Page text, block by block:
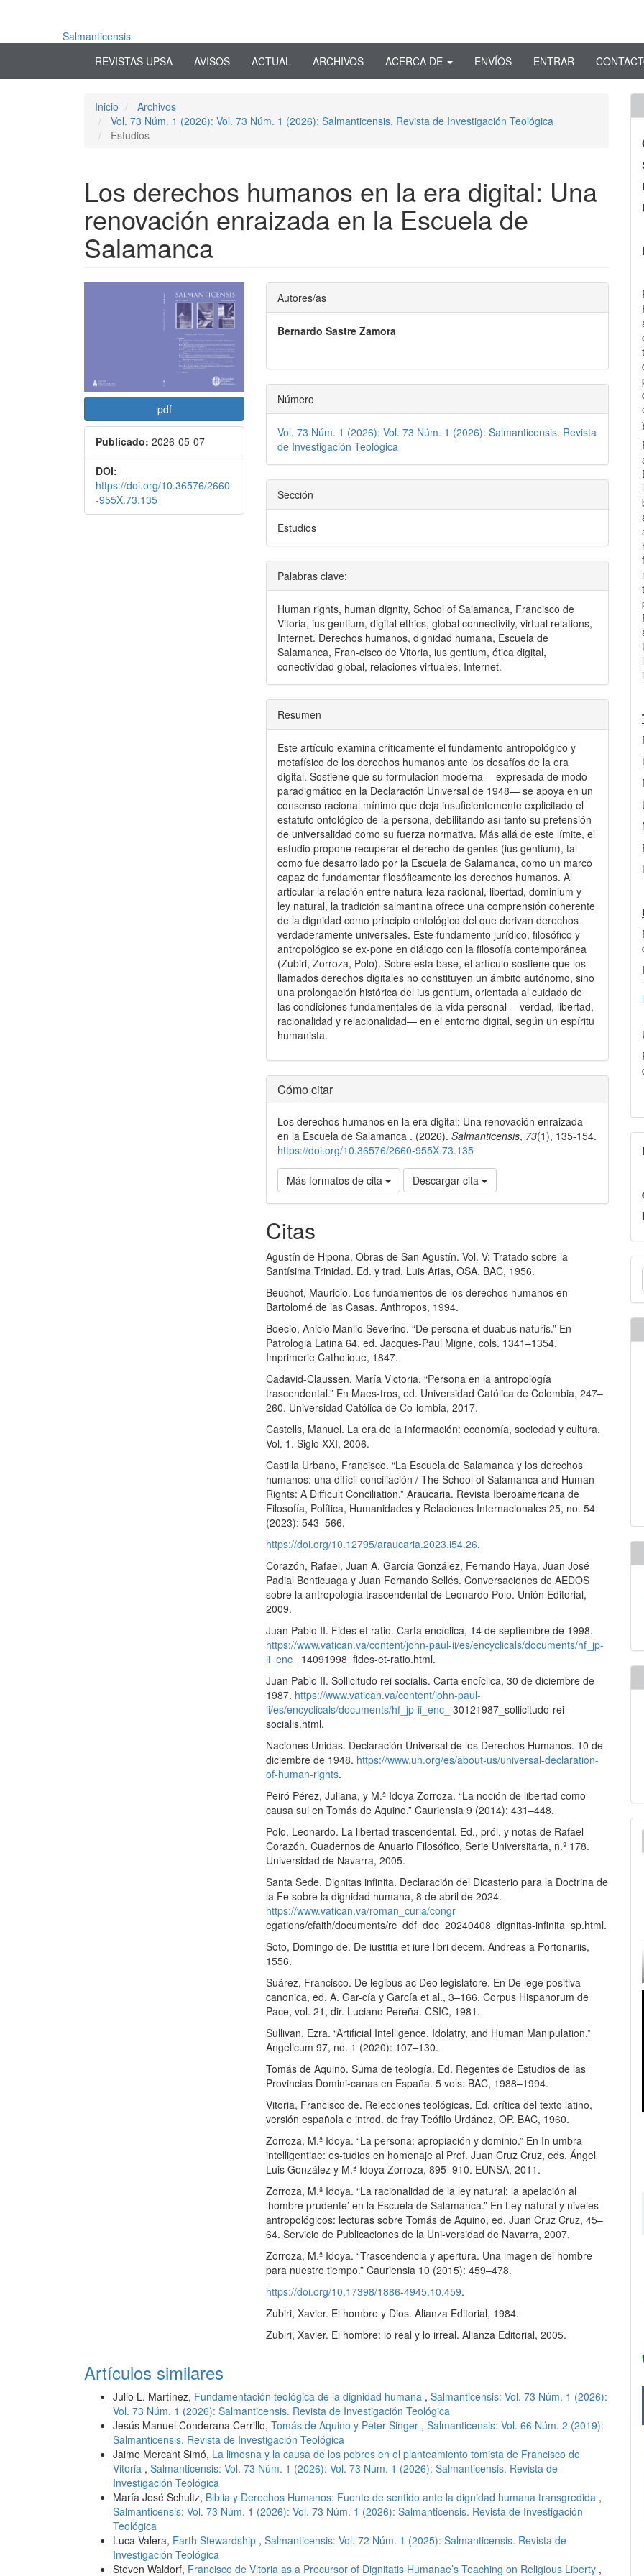
Contenido
lateral
Salmanticensis
REVISTAS UPSA
AVISOS ACTUAL ARCHIVOS ACERCA DE ENVÍOS ENTRAR
Inicio
Archivos
Vol. 73 Núm. 1 (2026): Vol. 73 Núm. 1 (2026): Salmanticensis. Revista de Investigación Teológica
Estudios
Los derechos humanos en la era digital: Una
renovación enraizada en la Escuela de
Salamanca
pdf
Publicado: 2026-05-07
DOI:
https://doi.org/10.36576/2660
-955X.73.135
Contenido
principal
del
artículo
Autores/as
Bernardo Sastre Zamora
Número
Vol. 73 Núm. 1 (2026): Vol. 73 Núm. 1 (2026): Salmanticensis. Revista
de Investigación Teológica
Sección
Estudios
Palabras clave:
Human rights, human dignity, School of Salamanca, Francisco de
Vitoria, ius gentium, digital ethics, global connectivity, virtual relations,
Internet. Derechos humanos, dignidad humana, Escuela de
Salamanca, Fran-cisco de Vitoria, ius gentium, ética digital,
conectividad global, relaciones virtuales, Internet.
Resumen
Este artículo examina críticamente el fundamento antropológico y
metafísico de los derechos humanos ante los desafíos de la era
digital. Sostiene que su formulación moderna —expresada de modo
paradigmático en la Declaración Universal de 1948— se apoya en un
consenso racional mínimo que deja insuficientemente explicitado el
estatuto ontológico de la persona, debilitando así tanto su pretensión
de universalidad como su fuerza normativa. Más allá de este límite, el
estudio propone recuperar el derecho de gentes (ius gentium), tal
como fue desarrollado por la Escuela de Salamanca, como un marco
capaz de fundamentar filosóficamente los derechos humanos. Al
articular la relación entre natura-leza racional, libertad, dominium y
ley natural, la tradición salmantina ofrece una comprensión coherente
de la dignidad como principio ontológico del que derivan derechos
verdaderamente universales. Este fundamento jurídico, filosófico y
antropológico se ex-pone en diálogo con la filosofía contemporánea
(Zubiri, Zorroza, Polo). Sobre esta base, el artículo sostiene que los
llamados derechos digitales no constituyen un ámbito autónomo, sino
una prolongación histórica del ius gentium, orientada al cuidado de
las condiciones fundamentales de la vida personal —verdad, libertad,
racionalidad y relacionalidad— en el entorno digital, según un espíritu
humanista.
Detalles
del
artículo
Cómo citar
Los derechos humanos en la era digital: Una renovación enraizada
en la Escuela de Salamanca . (2026).Salmanticensis, 73(1), 135-154.
https://doi.org/10.36576/2660-955X.73.135
Más formatos de cita Descargar cita
Citas
Agustín de Hipona. Obras de San Agustín. Vol. V: Tratado sobre la
Santísima Trinidad. Ed. y trad. Luis Arias, OSA. BAC, 1956.
Beuchot, Mauricio. Los fundamentos de los derechos humanos en
Bartolomé de las Casas. Anthropos, 1994.
Boecio, Anicio Manlio Severino. “De persona et duabus naturis.” En
Patrologia Latina 64, ed. Jacques-Paul Migne, cols. 1341–1354.
Imprimerie Catholique, 1847.
Cadavid-Claussen, María Victoria. “Persona en la antropología
trascendental.” En Maes-tros, ed. Universidad Católica de Colombia, 247–
260. Universidad Católica de Co-lombia, 2017.
Castells, Manuel. La era de la información: economía, sociedad y cultura.
Vol. 1. Siglo XXI, 2006.
Castilla Urbano, Francisco. “La Escuela de Salamanca y los derechos
humanos: una difícil conciliación / The School of Salamanca and Human
Rights: A Difficult Conciliation.” Araucaria. Revista Iberoamericana de
Filosofía, Política, Humanidades y Relaciones Internacionales 25, no. 54
(2023): 543–566.
https://doi.org/10.12795/araucaria.2023.i54.26.
Corazón, Rafael, Juan A. García González, Fernando Haya, Juan José
Padial Benticuaga y Juan Fernando Sellés. Conversaciones de AEDOS
sobre la antropología trascendental de Leonardo Polo. Unión Editorial,
2009.
Juan Pablo II. Fides et ratio. Carta encíclica, 14 de septiembre de 1998.
https://www.vatican.va/content/john-paul-ii/es/encyclicals/documents/hf_jp-
ii_enc_
14091998_fides-et-ratio.html.
Juan Pablo II. Sollicitudo rei socialis. Carta encíclica, 30 de diciembre de
1987. https://www.vatican.va/content/john-paul-
ii/es/encyclicals/documents/hf_jp-ii_enc_ 30121987_sollicitudo-rei-
socialis.html.
Naciones Unidas. Declaración Universal de los Derechos Humanos. 10 de
diciembre de 1948. https://www.un.org/es/about-us/universal-declaration-
of-human-rights.
Peiró Pérez, Juliana, y M.ª Idoya Zorroza. “La noción de libertad como
causa sui en Tomás de Aquino.” Cauriensia 9 (2014): 431–448.
Polo, Leonardo. La libertad trascendental. Ed., pról. y notas de Rafael
Corazón. Cuadernos de Anuario Filosófico, Serie Universitaria, n.º 178.
Universidad de Navarra, 2005.
Santa Sede. Dignitas infinita. Declaración del Dicasterio para la Doctrina de
la Fe sobre la dignidad humana, 8 de abril de 2024.
https://www.vatican.va/roman_curia/congr
egations/cfaith/documents/rc_ddf_doc_20240408_dignitas-infinita_sp.html.
Soto, Domingo de. De iustitia et iure libri decem. Andreas a Portonariis,
1556.
Suárez, Francisco. De legibus ac Deo legislatore. En De lege positiva
canonica, ed. A. Gar-cía y García et al., 3–166. Corpus Hispanorum de
Pace, vol. 21, dir. Luciano Pereña. CSIC, 1981.
Sullivan, Ezra. “Artificial Intelligence, Idolatry, and Human Manipulation.”
Angelicum 97, no. 1 (2020): 107–130.
Tomás de Aquino. Suma de teología. Ed. Regentes de Estudios de las
Provincias Domini-canas en España. 5 vols. BAC, 1988–1994.
Vitoria, Francisco de. Relecciones teológicas. Ed. crítica del texto latino,
versión española e introd. de fray Teófilo Urdánoz, OP. BAC, 1960.
Zorroza, M.ª Idoya. “La persona: apropiación y dominio.” En In umbra
intelligentiae: es-tudios en homenaje al Prof. Juan Cruz Cruz, eds. Ángel
Luis González y M.ª Idoya Zorroza, 895–910. EUNSA, 2011.
Zorroza, M.ª Idoya. “La racionalidad de la ley natural: la apelación al
‘hombre prudente’ en la Escuela de Salamanca.” En Ley natural y niveles
antropológicos: lecturas sobre Tomás de Aquino, ed. Juan Cruz Cruz, 45–
64. Servicio de Publicaciones de la Uni-versidad de Navarra, 2007.
Zorroza, M.ª Idoya. “Trascendencia y apertura. Una imagen del hombre
para nuestro tiempo.” Cauriensia 10 (2015): 459–478.
https://doi.org/10.17398/1886-4945.10.459.
Zubiri, Xavier. El hombre y Dios. Alianza Editorial, 1984.
Zubiri, Xavier. El hombre: lo real y lo irreal. Alianza Editorial, 2005.
Artículos similares
Julio L. Martínez, Fundamentación teológica de la dignidad humana , Salmanticensis: Vol. 73 Núm. 1 (2026):
Vol. 73 Núm. 1 (2026): Salmanticensis. Revista de Investigación Teológica
Jesús Manuel Conderana Cerrillo, Tomás de Aquino y Peter Singer , Salmanticensis: Vol. 66 Núm. 2 (2019):
Salmanticensis. Revista de Investigación Teológica
Jaime Mercant Simó, La limosna y la causa de los pobres en el planteamiento tomista de Francisco de
Vitoria , Salmanticensis: Vol. 73 Núm. 1 (2026): Vol. 73 Núm. 1 (2026): Salmanticensis. Revista de
Investigación Teológica
María José Schultz, Biblia y Derechos Humanos: Fuente de sentido ante la dignidad humana transgredida ,
Salmanticensis: Vol. 73 Núm. 1 (2026): Vol. 73 Núm. 1 (2026): Salmanticensis. Revista de Investigación
Teológica
Luca Valera, Earth Stewardship , Salmanticensis: Vol. 72 Núm. 1 (2025): Salmanticensis. Revista de
Investigación Teológica
Steven Waldorf, Francisco de Vitoria as a Precursor of Dignitatis Humanae’s Teaching on Religious Liberty ,